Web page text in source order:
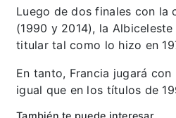
Luego de dos finales con la
(1990 y 2014), la
titular tal como lo hizo en
En tanto, Francia jugará
igual que en los títulos de
También te puede interesar